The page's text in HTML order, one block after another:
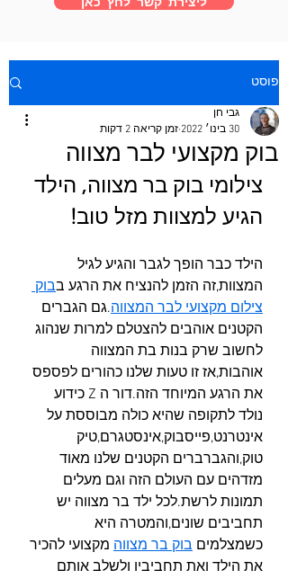
פוסט
בוק מקצועי לבר מצווה
גבי חן
30 בינו׳ 2022
זמן קריאה 2 דקות
צילומי בוק בר מצווה, הילד
הגיע למצוות מזל טוב!
הילד כבר הופך לגבר והגיע לגיל
המצוות,זה הזמן להנציח את הרגע בבוק
צילום מקצועי לבר המצווה.גם הגברים
הקטנים אוהבים להצטלם למרות שנהוג
לחשוב שרק בנות בת המצווה
אוהבות,אז זו טעות שלנו כהורים לפספס
את הרגע המיוחד הזה.דור ה Z כידוע
נולד לתקופה שהיא כולה מבוססת על
אינטרנט,פייסבוק,אינסטגרם,טיק
טוק,והגברברים הקטנים שלנו מאוד
מזדהים עם העולם הזה וגם מעלים
תמונות לרשת.לכל ילד בר מצווה יש
תחביבים שונים,והמטרה היא
כשמצלמים בוק בר מצווה מקצועי להכיר
את הילד ואת תחביביו ולשלב אותם